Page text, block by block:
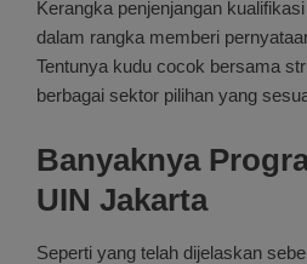
Kerangka penjenjangan
dalam rangka memberi
Tentunya kudu cocok bersama
berbagai sektor pilihan yang
Banyaknya
UIN Jakarta
Seperti yang telah dijelaskan